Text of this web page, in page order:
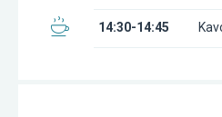
14:30-14:45